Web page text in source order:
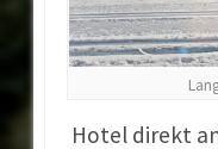
Hotel direkt